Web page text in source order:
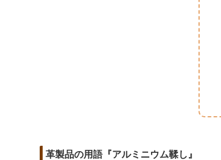
革製品の用語『アルミニウム鞣し』